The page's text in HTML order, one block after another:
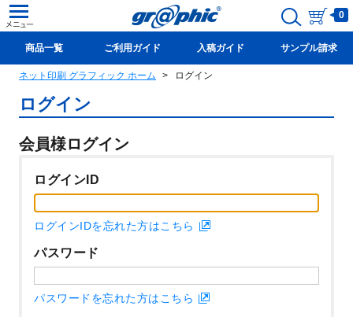
0
商品一覧 ご利用ガイド 入稿ガイド サンプル請求
新規会員登録(無料)
ネット印刷 グラフィック ホーム ログイン
ログイン
会員様ログイン
ログインID
ログインIDを忘れた方はこちら
パスワード
パスワードを忘れた方はこちら